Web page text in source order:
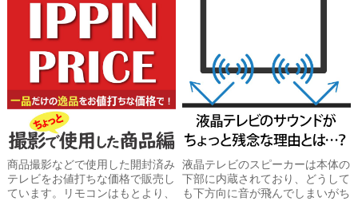
商品撮影などで使用した開封済み
テレビをお値打ちな価格で販売し
ています。リモコンはもとより、
液晶テレビのスピーカーは本体の
下部に内蔵されており、どうして
も下方向に音が飛んでしまいがち